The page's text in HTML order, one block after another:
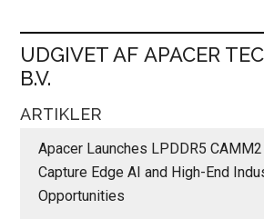
UDGIVET AF APACER
B.V.
ARTIKLER
Apacer Launches LPDDR5
Capture Edge AI and High-End
Opportunities